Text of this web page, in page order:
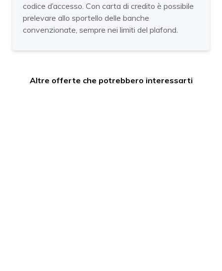
codice d’accesso. Con carta di credito è possibile
prelevare allo sportello delle banche
convenzionate, sempre nei limiti del plafond.
Altre offerte che potrebbero interessarti